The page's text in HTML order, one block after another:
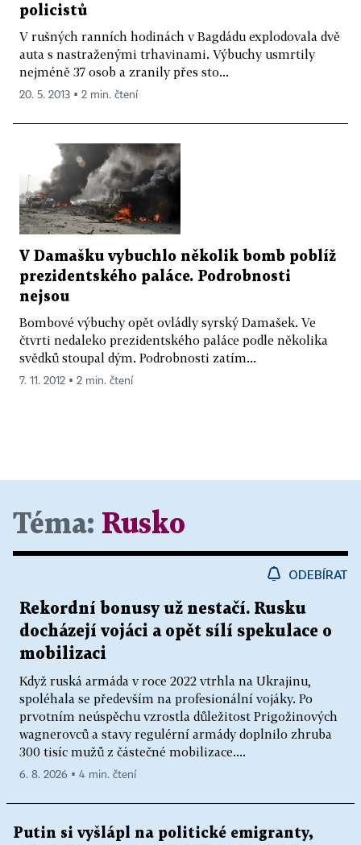
policistů
V rušných ranních hodinách v Bagdádu explodovala dvě
auta s nastraženými trhavinami. Výbuchy usmrtily
nejméně 37 osob a zranily přes sto...
20. 5. 2013 ▪ 2 min. čtení
V Damašku vybuchlo několik bomb poblíž
prezidentského paláce. Podrobnosti
nejsou
Bombové výbuchy opět ovládly syrský Damašek. Ve
čtvrti nedaleko prezidentského paláce podle několika
svědků stoupal dým. Podrobnosti zatím...
7. 11. 2012 ▪ 2 min. čtení
Téma: Rusko
ODEBÍRAT
Rekordní bonusy už nestačí. Rusku
docházejí vojáci a opět sílí spekulace o
mobilizaci
Když ruská armáda v roce 2022 vtrhla na Ukrajinu,
spoléhala se především na profesionální vojáky. Po
prvotním neúspěchu vzrostla důležitost Prigožinových
wagnerovců a stavy regulérní armády doplnilo zhruba
300 tisíc mužů z částečné mobilizace....
6. 8. 2026 ▪ 4 min. čtení
Putin si vyšlápl na politické emigranty,